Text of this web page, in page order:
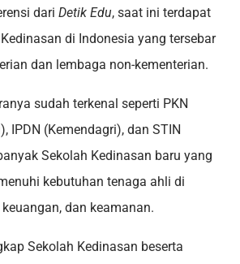
dari Detik Edu, saat ini terdapat
di Indonesia yang tersebar
dan lembaga non-kementerian.
sudah terkenal seperti PKN
IPDN (Kemendagri), dan STIN
Sekolah Kedinasan baru yang
kebutuhan tenaga ahli di
dan keamanan.
Sekolah Kedinasan beserta